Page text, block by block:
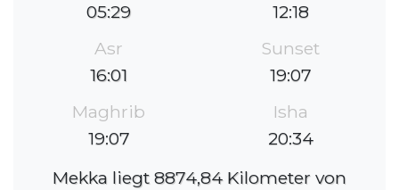
05:29
12:18
Asr
16:01
Sunset
19:07
Maghrib
19:07
Isha
20:34
Mekka liegt 8874,84 Kilometer von